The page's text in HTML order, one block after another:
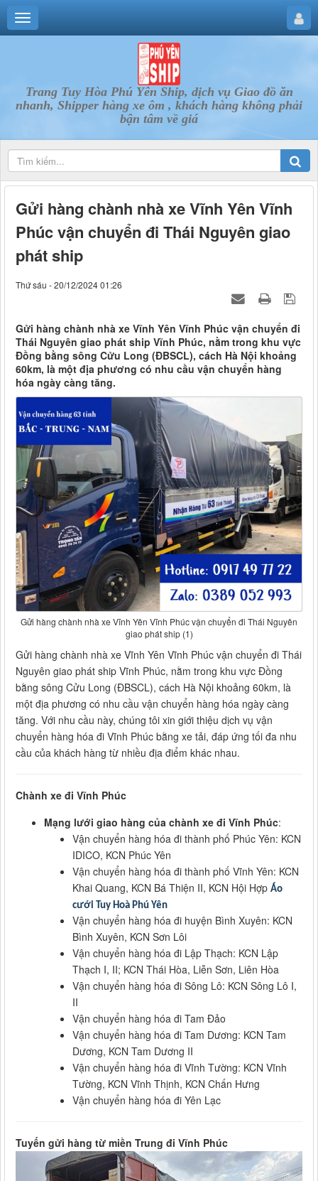
Trang Tuy Hòa Phú Yên Ship, dịch vụ Giao đồ ăn
nhanh, Shipper hàng xe ôm , khách hàng không phải
bận tâm về giá
Gửi hàng chành nhà xe Vĩnh Yên Vĩnh
Phúc vận chuyển đi Thái Nguyên giao
phát ship
Thứ sáu - 20/12/2024 01:26
Gửi hàng chành nhà xe Vĩnh Yên Vĩnh Phúc vận chuyển đi
Thái Nguyên giao phát ship Vĩnh Phúc, nằm trong khu vực
Đồng bằng sông Cửu Long (ĐBSCL), cách Hà Nội khoảng
60km, là một địa phương có nhu cầu vận chuyển hàng
hóa ngày càng tăng.
Gửi hàng chành nhà xe Vĩnh Yên Vĩnh Phúc vận chuyển đi Thái Nguyên
giao phát ship (1)
Gửi hàng chành nhà xe Vĩnh Yên Vĩnh Phúc vận chuyển đi Thái
Nguyên giao phát ship Vĩnh Phúc, nằm trong khu vực Đồng
bằng sông Cửu Long (ĐBSCL), cách Hà Nội khoảng 60km, là
một địa phương có nhu cầu vận chuyển hàng hóa ngày càng
tăng. Với nhu cầu này, chúng tôi xin giới thiệu dịch vụ vận
chuyển hàng hóa đi Vĩnh Phúc bằng xe tải, đáp ứng tối đa nhu
cầu của khách hàng từ nhiều địa điểm khác nhau.
Chành xe đi Vĩnh Phúc
Mạng lưới giao hàng của chành xe đi Vĩnh Phúc:
Vận chuyển hàng hóa đi thành phố Phúc Yên: KCN
IDICO, KCN Phúc Yên
Vận chuyển hàng hóa đi thành phố Vĩnh Yên: KCN
Khai Quang, KCN Bá Thiện II, KCN Hội Hợp Áo
cưới Tuy Hoà Phú Yên
Vận chuyển hàng hóa đi huyện Bình Xuyên: KCN
Bình Xuyên, KCN Sơn Lôi
Vận chuyển hàng hóa đi Lập Thạch: KCN Lập
Thạch I, II; KCN Thái Hòa, Liễn Sơn, Liên Hòa
Vận chuyển hàng hóa đi Sông Lô: KCN Sông Lô I,
II
Vận chuyển hàng hóa đi Tam Đảo
Vận chuyển hàng hóa đi Tam Dương: KCN Tam
Dương, KCN Tam Dương II
Vận chuyển hàng hóa đi Vĩnh Tường: KCN Vĩnh
Tường, KCN Vĩnh Thịnh, KCN Chấn Hưng
Vận chuyển hàng hóa đi Yên Lạc
Tuyến gửi hàng từ miền Trung đi Vĩnh Phúc